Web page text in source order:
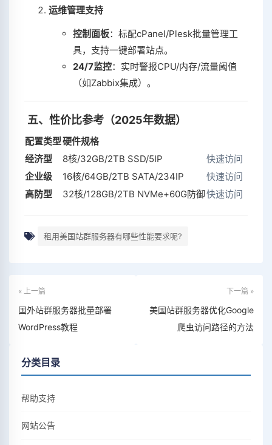
运维管理支持
控制面板‌：标配cPanel/Plesk批量管理工
具，支持一键部署站点。
24/7监控‌：实时警报CPU/内存/流量阈值
（如Zabbix集成）。
五、性价比参考（2025年数据）
配置类型硬件规格
经济型
8核/32GB/2TB SSD/5IP
快速访问
企业级
16核/64GB/2TB SATA/234IP
快速访问
高防型
32核/128GB/2TB NVMe+60G防御快速访问
租用美国站群服务器有哪些性能要求呢?
« 上一篇
国外站群服务器批量部署
WordPress教程
下一篇 »
美国站群服务器优化Google
爬虫访问路径的方法
分类目录
帮助支持
网站公告